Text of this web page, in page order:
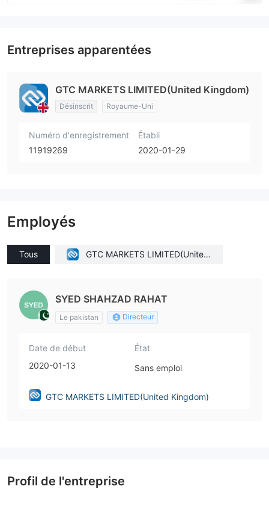
Entreprises apparentées
GTC MARKETS LIMITED(United Kingdom)
Désinscrit Royaume-Uni
Numéro d'enregistrement
11919269
Établi
2020-01-29
Employés
Tous
GTC MARKETS LIMITED(United
SYED SHAHZAD RAHAT
Le pakistan Directeur
Date de début
2020-01-13
État
Sans emploi
GTC MARKETS LIMITED(United Kingdom)
Profil de l'entreprise